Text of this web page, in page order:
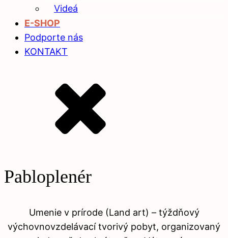
Videá
E-SHOP
Podporte nás
KONTAKT
Pabloplenér
Umenie v prírode (Land art) – týždňový
výchovnovzdelávací tvorivý pobyt, organizovaný